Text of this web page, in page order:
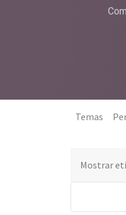
Temas
Mostrar